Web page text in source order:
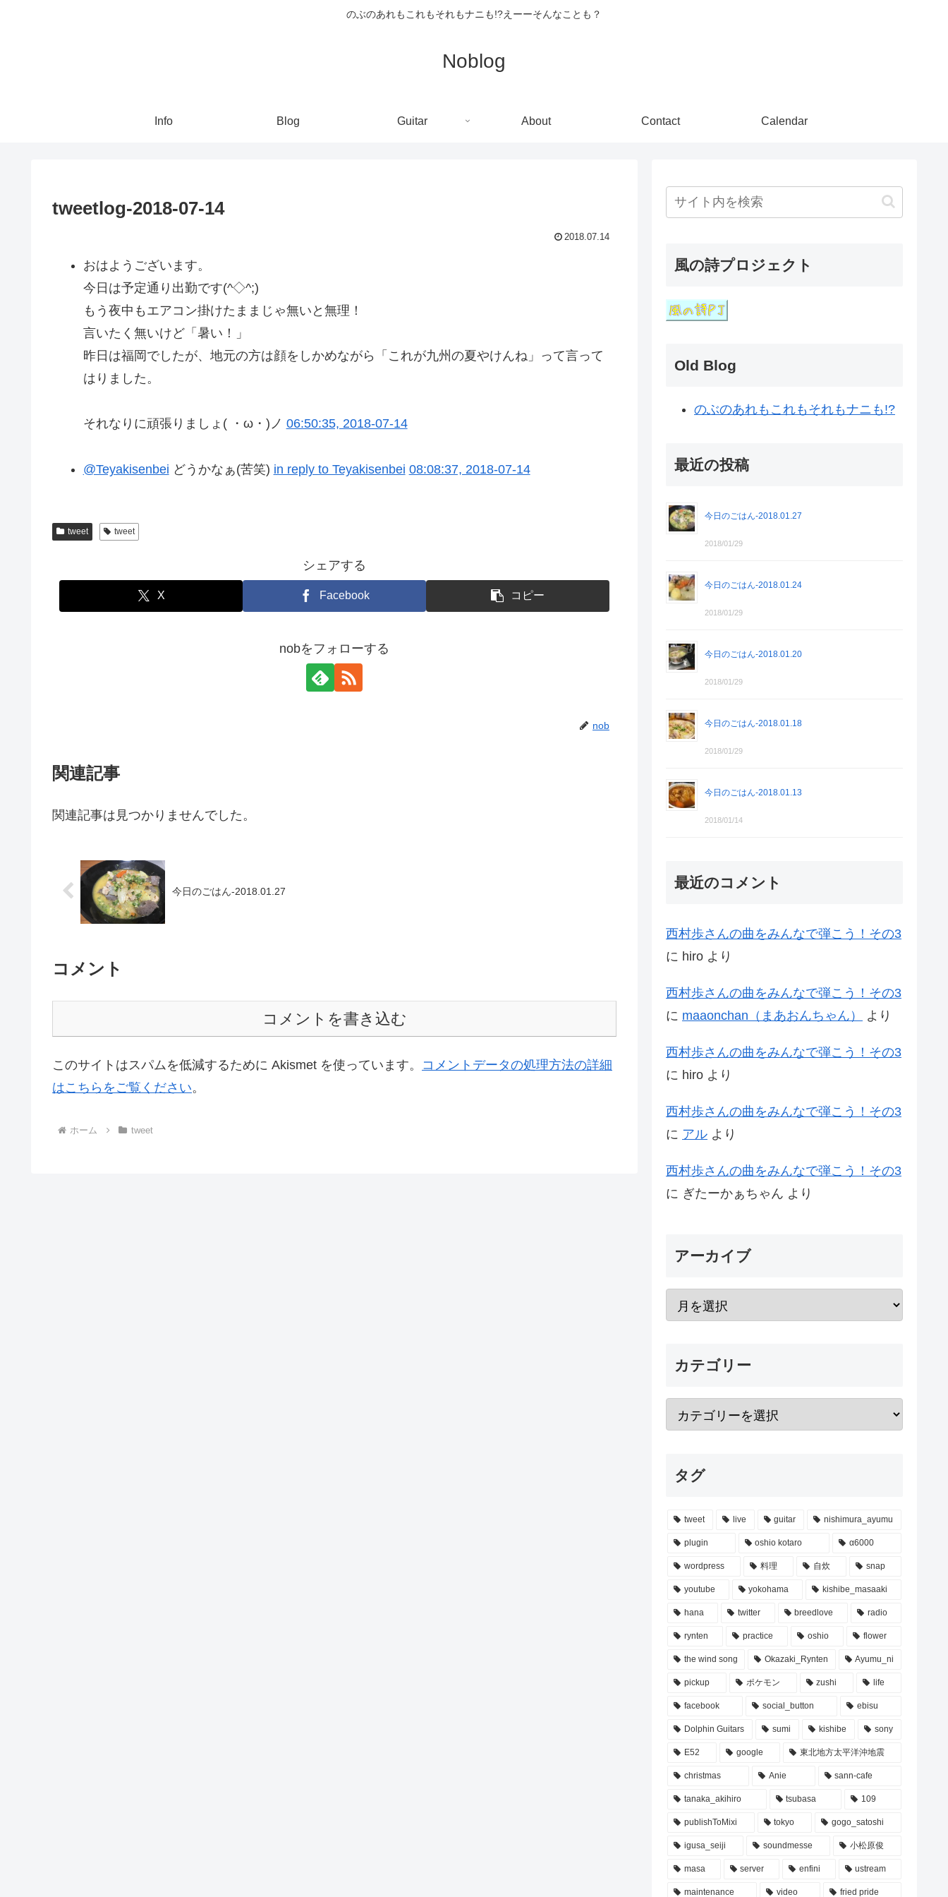
のぶのあれもこれもそれもナニも!?えーーそんなことも？
Noblog
Info Blog Guitar About Contact Calendar
tweetlog-2018-07-14
2018.07.14
おはようございます。
今日は予定通り出勤です(^◇^;)
もう夜中もエアコン掛けたままじゃ無いと無理！
言いたく無いけど「暑い！」
昨日は福岡でしたが、地元の方は顔をしかめながら「これが九州の夏やけんね」って言って
はりました。
それなりに頑張りましょ( ・ω・)ノ 06:50:35, 2018-07-14
@Teyakisenbei どうかなぁ(苦笑) in reply to Teyakisenbei 08:08:37, 2018-07-14
tweet tweet
シェアする
X Facebook コピー
nobをフォローする
nob
関連記事
関連記事は見つかりませんでした。
今日のごはん-2018.01.27
コメント
コメントを書き込む
このサイトはスパムを低減するために Akismet を使っています。 コメントデータの処理方法の詳細
はこちらをご覧ください。
ホーム tweet
風の詩プロジェクト
Old Blog
のぶのあれもこれもそれもナニも!?
最近の投稿
今日のごはん-2018.01.27
2018/01/29
今日のごはん-2018.01.24
2018/01/29
今日のごはん-2018.01.20
2018/01/29
今日のごはん-2018.01.18
2018/01/29
今日のごはん-2018.01.13
2018/01/14
最近のコメント
西村歩さんの曲をみんなで弾こう！その3
に hiro より
西村歩さんの曲をみんなで弾こう！その3
に maaonchan（まあおんちゃん） より
西村歩さんの曲をみんなで弾こう！その3
に hiro より
西村歩さんの曲をみんなで弾こう！その3
に アル より
西村歩さんの曲をみんなで弾こう！その3
に ぎたーかぁちゃん より
アーカイブ
カテゴリー
タグ
tweet live guitar nishimura_ayumu
plugin oshio kotaro α6000
wordpress 料理 自炊 snap
youtube yokohama kishibe_masaaki
hana twitter breedlove radio
rynten practice oshio flower
the wind song Okazaki_Rynten Ayumu_ni
pickup ポケモン zushi life
facebook social_button ebisu
Dolphin Guitars sumi kishibe sony
E52 google 東北地方太平洋沖地震
christmas Anie sann-cafe
tanaka_akihiro tsubasa 109
publishToMixi tokyo gogo_satoshi
igusa_seiji soundmesse 小松原俊
masa server enfini ustream
maintenance video fried pride